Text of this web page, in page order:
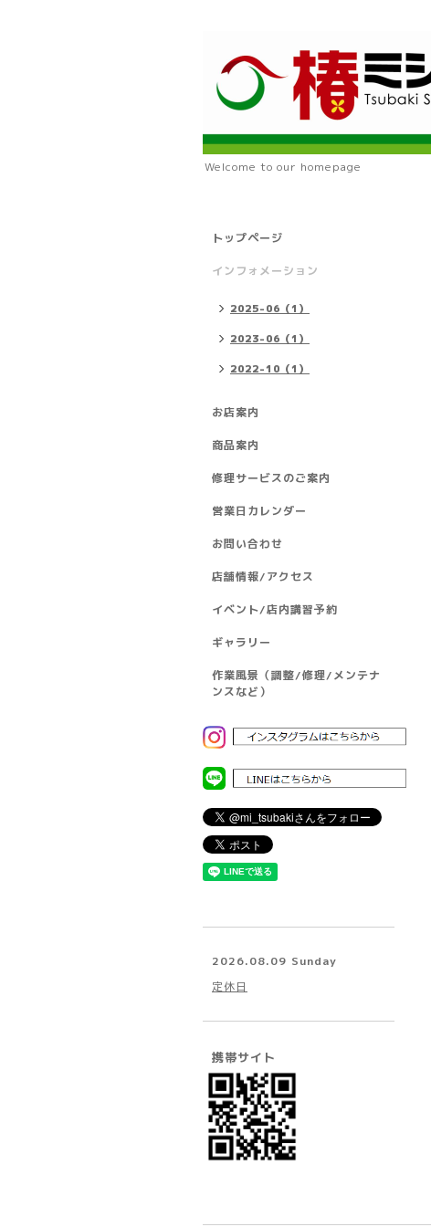
Welcome to our homepage
トップページ
インフォメーション
2025-06（1）
2023-06（1）
2022-10（1）
お店案内
商品案内
修理サービスのご案内
営業日カレンダー
お問い合わせ
店舗情報/アクセス
イベント/店内講習予約
ギャラリー
作業風景（調整/修理/メンテナ
ンスなど）
2026.08.09 Sunday
定休日
携帯サイト